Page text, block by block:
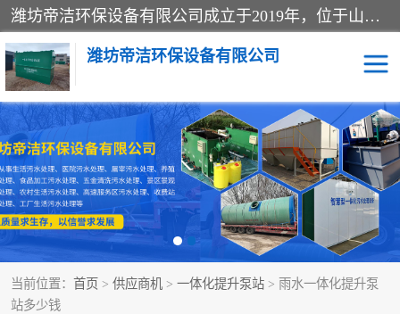
潍坊帝洁环保设备有限公司成立于2019年，位于山东省潍坊市潍城经济开发区；公司专注于环境保护专用设备及配件的研发、生产、安装与销售，同时涉及医用消毒设备、机电设备和仪器仪表的销售。此外，公司提供环保工程施工、环保技术研发与转让、技术服务以及环境工程专项设计服务，致力于为客户提供全面的环保解决方案，助力绿色可持续发展。
潍坊帝洁环保设备有限公司
当前位置： 首页 > 供应商机 > 一体化提升泵站 > 雨水一体化提升泵
站多少钱
一体化提升泵站 屠宰肉食品加工污水处理
设备
一体化生活污水处理设备 学校污水处理设备
医院污水处理设备 喷涂废水油墨废水
玻璃钢一体化污水处理设 水性涂料加工污水处理设